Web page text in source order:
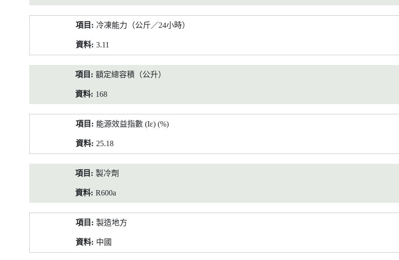
冷凍能力（公斤／24小時）
3.11
額定總容積（公升）
168
能源效益指數 (Iε) (%)
25.18
製冷劑
R600a
製造地方
中國